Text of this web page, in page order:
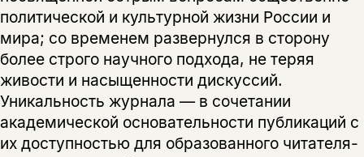
политической и культурной жизни России и
мира; со временем развернулся в сторону
более строго научного подхода, не теряя
живости и насыщенности дискуссий.
Уникальность журнала — в сочетании
академической основательности публикаций с
их доступностью для образованного читателя-